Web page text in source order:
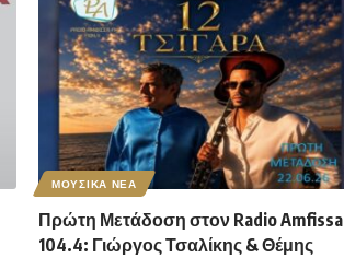
ΜΟΥΣΙΚΑ ΝΕΑ
Πρώτη Μετάδοση στον Radio Amfissa
104.4: Γιώργος Τσαλίκης & Θέμης